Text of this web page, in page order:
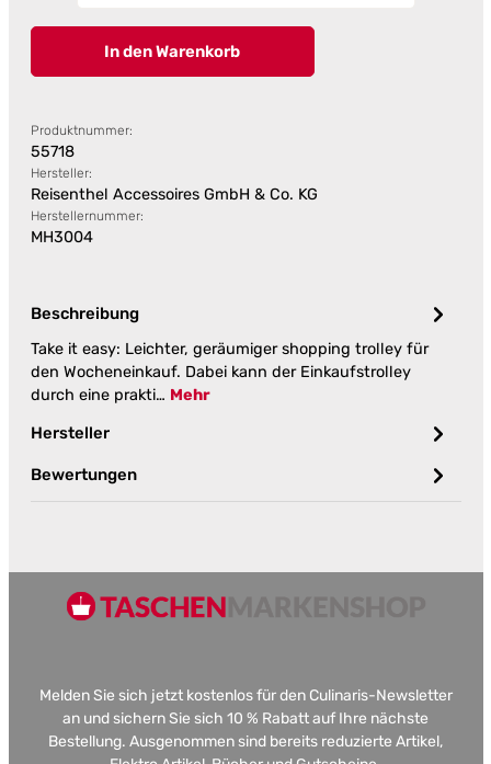
In den Warenkorb
Produktnummer:
55718
Hersteller:
Reisenthel Accessoires GmbH & Co. KG
Herstellernummer:
MH3004
Beschreibung
Take it easy: Leichter, geräumiger shopping trolley für
den Wocheneinkauf. Dabei kann der Einkaufstrolley
durch eine prakti… Mehr
Hersteller
Bewertungen
Melden Sie sich jetzt kostenlos für den Culinaris-Newsletter
an und sichern Sie sich 10 % Rabatt auf Ihre nächste
Bestellung. Ausgenommen sind bereits reduzierte Artikel,